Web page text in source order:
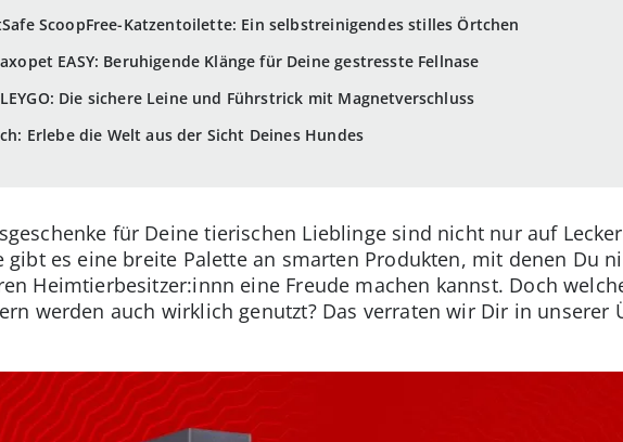
ScoopFree-Katzentoilette: Ein selbstreinigendes stilles Örtchen
EASY: Beruhigende Klänge für Deine gestresste Fellnase
Die sichere Leine und Führstrick mit Magnetverschluss
Erlebe die Welt aus der Sicht Deines Hundes
für Deine tierischen Lieblinge sind nicht nur auf
gibt es eine breite Palette an smarten Produkten, mit denen Du
Heimtierbesitzer:innn eine Freude machen kannst. Doch
werden auch wirklich genutzt? Das verraten wir Dir in unserer